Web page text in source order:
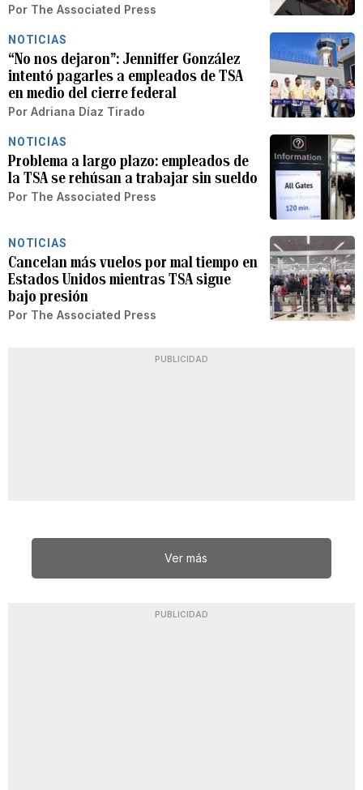
Por The Associated Press
NOTICIAS
“No nos dejaron”: Jenniffer González
intentó pagarles a empleados de TSA
en medio del cierre federal
Por Adriana Díaz Tirado
NOTICIAS
Problema a largo plazo: empleados de
la TSA se rehúsan a trabajar sin sueldo
Por The Associated Press
NOTICIAS
Cancelan más vuelos por mal tiempo en
Estados Unidos mientras TSA sigue
bajo presión
Por The Associated Press
PUBLICIDAD
Ver más
PUBLICIDAD